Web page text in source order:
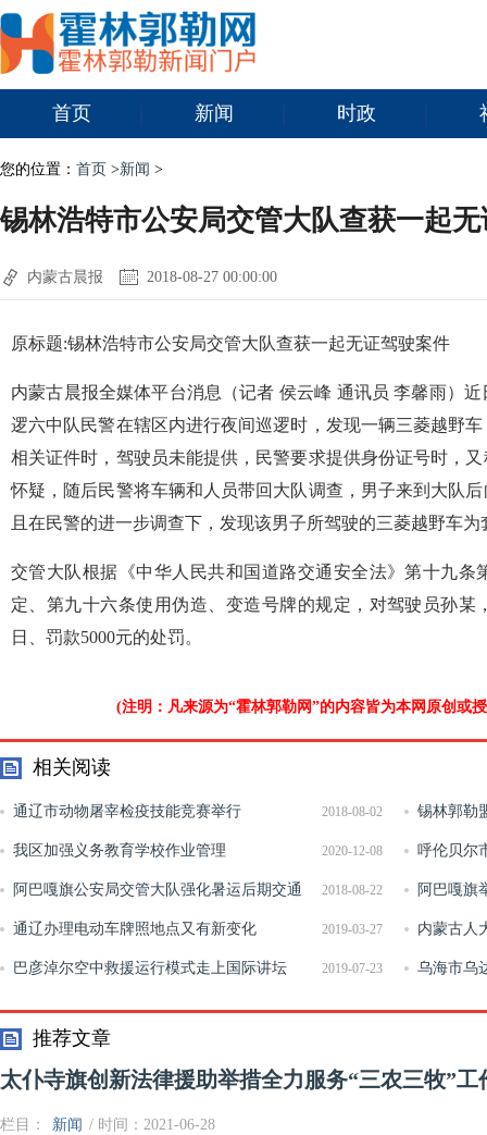
首页 新闻 时政
您的位置： 首页 >新闻 >
锡林浩特市公安局交管大队查获一起
内蒙古晨报 2018-08-27 00:00:00
原标题:锡林浩特市公安局交管大队查获一起无证驾驶案件
内蒙古晨报全媒体平台消息（记者 侯云峰 通讯员 李馨雨）
逻六中队民警在辖区内进行夜间巡逻时，发现一辆三菱越野
相关证件时，驾驶员未能提供，民警要求提供身份证号时，
怀疑，随后民警将车辆和人员带回大队调查，男子来到大队
且在民警的进一步调查下，发现该男子所驾驶的三菱越野车为
交管大队根据《中华人民共和国道路交通安全法》第十九条
定、第九十六条使用伪造、变造号牌的规定，对驾驶员孙某
日、罚款5000元的处罚。
(注明：凡来源为“霍林郭勒网”的内容皆为本网原创或
相关阅读
2018-08-02
通辽市动物屠宰检疫技能竞赛举行 锡林郭勒
2020-12-08
我区加强义务教育学校作业管理 呼伦贝尔
开展校园安
2018-08-22
阿巴嘎旗公安局交管大队强化暑运后期交通
事故预防工作
阿巴嘎旗
康教育职能
2019-03-27
通辽办理电动车牌照地点又有新变化 内蒙古人
施办法执法
2019-07-23
巴彦淖尔空中救援运行模式走上国际讲坛 乌海市乌
制
推荐文章
太仆寺旗创新法律援助举措全力服务“三农三牧”工
栏目： 新闻 / 时间：2021-06-28